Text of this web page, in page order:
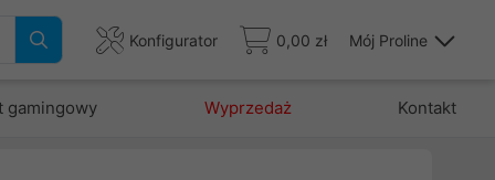
Konfigurator 0,00 zł Mój Proline
gamingowy Wyprzedaż Kontakt